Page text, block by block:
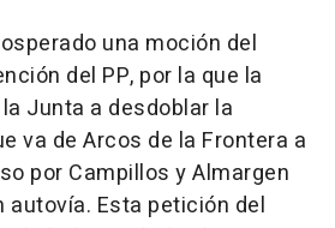
una moción del
del PP, por la que la
Junta a desdoblar la
va de Arcos de la Frontera a
por Campillos y Almargen
autovía. Esta petición del